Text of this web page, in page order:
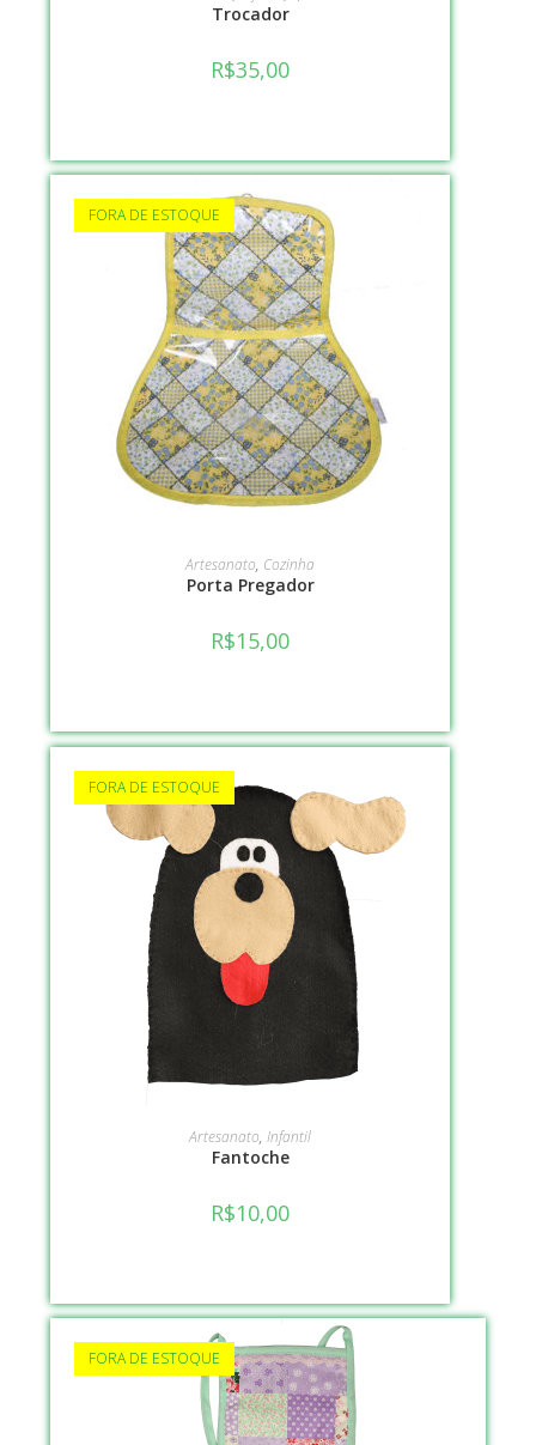
Trocador
R$35,00
FORA DE ESTOQUE
VER OPÇÕES
Artesanato, Cozinha
Porta Pregador
R$15,00
FORA DE ESTOQUE
VER OPÇÕES
Artesanato, Infantil
Fantoche
R$10,00
FORA DE ESTOQUE